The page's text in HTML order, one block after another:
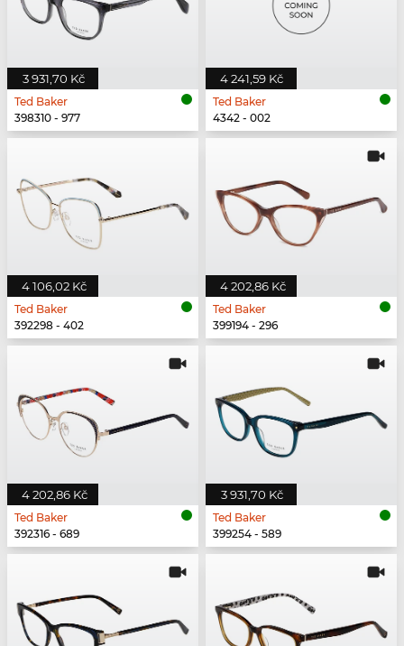
3 931,70 Kč
Ted Baker
398310 - 977
4 241,59 Kč
Ted Baker
4342 - 002
4 106,02 Kč
Ted Baker
392298 - 402
4 202,86 Kč
Ted Baker
399194 - 296
4 202,86 Kč
Ted Baker
392316 - 689
3 931,70 Kč
Ted Baker
399254 - 589